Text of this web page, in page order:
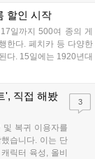
특별 프로그램을 시청
할인 시작
일까지 500여 종의 게
한다. 페치카 등 다양한
다. 15일에는 1920년대
부터 17일까지는 국내
', 직접 해봤
및 복귀 이용자를
습니다. 이는 단
릭터 육성, 올비
3